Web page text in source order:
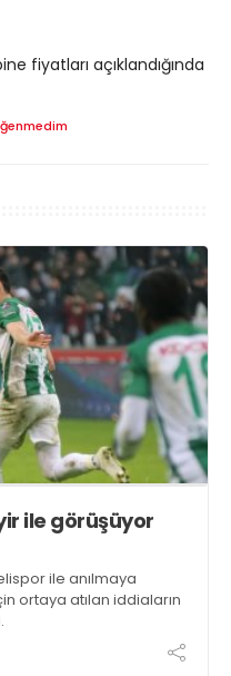
fiyatları açıklandığında
ile görüşüyor
ile anılmaya
ortaya atılan iddiaların